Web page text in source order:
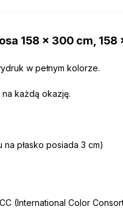
158 x 300 cm, 158
w pełnym kolorze.
na każdą okazję.
płasko posiada 3 cm)
(International Color